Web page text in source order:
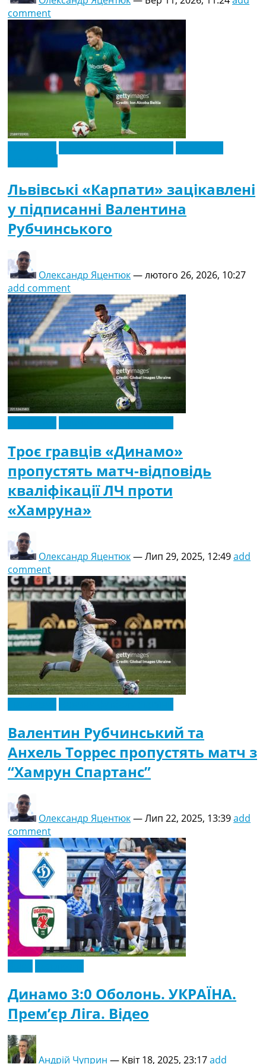
comment
Львівські «Карпати» зацікавлені
у підписанні Валентина
Рубчинського
Олександр Яцентюк—лютого 26, 2026, 10:27
add comment
Троє гравців «Динамо»
пропустять матч-відповідь
кваліфікації ЛЧ проти
«Хамруна»
Олександр Яцентюк—Лип 29, 2025, 12:49add
comment
Валентин Рубчинський та
Анхель Торрес пропустять матч з
“Хамрун Спартанс”
Олександр Яцентюк—Лип 22, 2025, 13:39add
comment
Динамо 3:0 Оболонь. УКРАЇНА.
Прем’єр Ліга. Відео
Андрій Чуприн — Квіт 18, 2025, 23:17add